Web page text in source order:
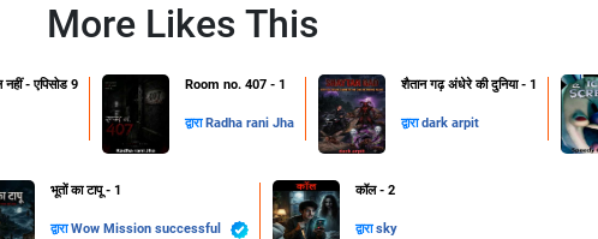
More Likes This
नहीं - एपिसोड 9 Room no. 407 - 1
द्वारा Radha rani Jha
शैतान गढ़ अंधेरे की दुनिया - 1
द्वाराdark arpit
भूतों का टापू - 1
द्वाराWow Mission successful
कॉल - 2
द्वाराsky